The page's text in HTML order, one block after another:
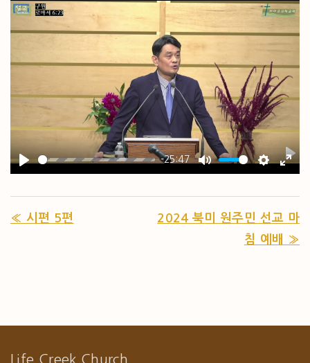
PLAY
-25:47
MUTE
« 시편 5편
2024 북미 원주민 선교 마
침 예배 »
Life Creek Church